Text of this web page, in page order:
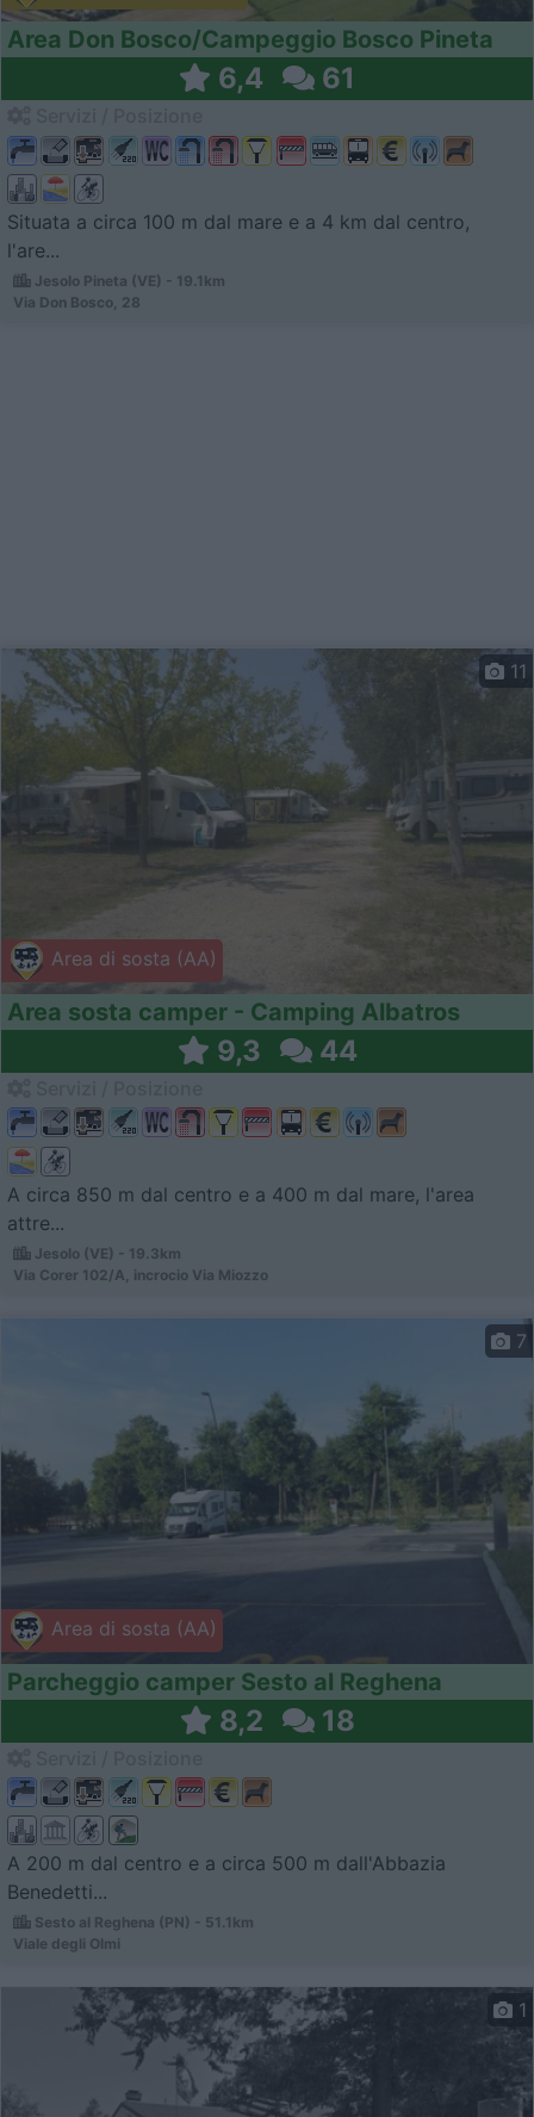
Area Don Bosco/Campeggio Bosco Pineta
6,4 61
Situata a circa 100 m dal mare e a 4 km dal centro,
l'are...
Jesolo Pineta (VE) - 19.1km
Via Don Bosco, 28
Area di sosta (AA)
11
Area sosta camper - Camping Albatros
9,3 44
A circa 850 m dal centro e a 400 m dal mare, l'area
attre...
Jesolo (VE) - 19.3km
Via Corer 102/A, incrocio Via Miozzo
Area di sosta (AA)
7
Parcheggio camper Sesto al Reghena
8,2 18
A 200 m dal centro e a circa 500 m dall'Abbazia
Benedetti...
Sesto al Reghena (PN) - 51.1km
Viale degli Olmi
1